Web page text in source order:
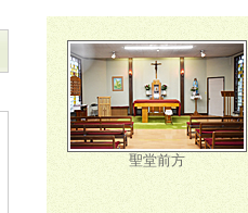
聖堂前方